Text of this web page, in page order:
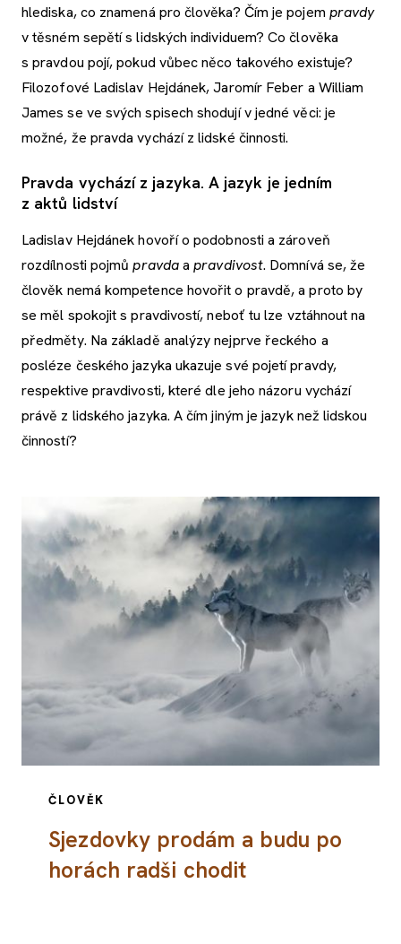
hlediska, co znamená pro člověka? Čím je pojem pravdy
v těsném sepětí s lidských individuem? Co člověka
s pravdou pojí, pokud vůbec něco takového existuje?
Filozofové Ladislav Hejdánek, Jaromír Feber a William
James se ve svých spisech shodují v jedné věci: je
možné, že pravda vychází z lidské činnosti.
Pravda vychází z jazyka. A jazyk je jedním
z aktů lidství
Ladislav Hejdánek hovoří o podobnosti a zároveň
rozdílnosti pojmůpravdaapravdivost. Domnívá se, že
člověk nemá kompetence hovořit o pravdě, a proto by
se měl spokojit s pravdivostí, neboť tu lze vztáhnout na
předměty. Na základě analýzy nejprve řeckého a
posléze českého jazyka ukazuje své pojetí pravdy,
respektive pravdivosti, které dle jeho názoru vychází
právě z lidského jazyka. A čím jiným je jazyk než lidskou
činností?
ČLOVĚK
Sjezdovky prodám a budu po
horách radši chodit